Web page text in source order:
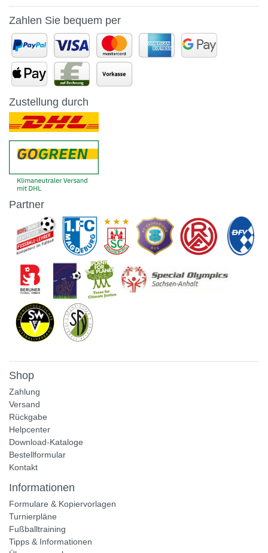
Zahlen Sie bequem per
Zustellung durch
Partner
Shop
Zahlung
Versand
Rückgabe
Helpcenter
Download-Kataloge
Bestellformular
Kontakt
Informationen
Formulare & Kopiervorlagen
Turnierpläne
Fußballtraining
Tipps & Informationen